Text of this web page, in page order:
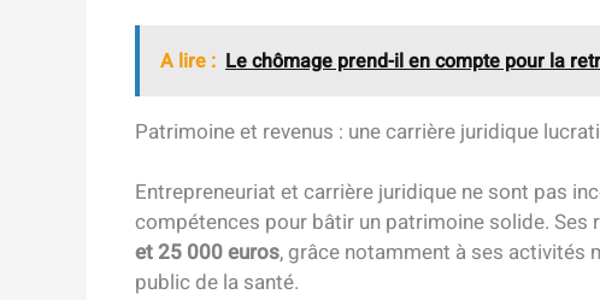
A lire : Le chômage prend-il en compte pour la
Patrimoine et revenus : une carrière juridique
Entrepreneuriat et carrière juridique ne sont pas
compétences pour bâtir un patrimoine solide.
et 25 000 euros, grâce notamment à ses activités
public de la santé.